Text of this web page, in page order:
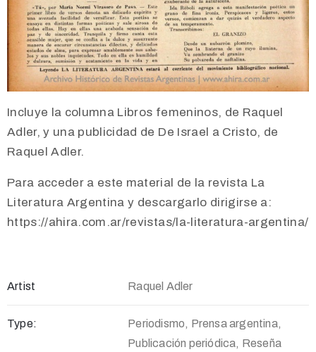
Incluye la columna Libros femeninos, de Raquel
Adler, y una publicidad de De Israel a Cristo, de
Raquel Adler.
Para acceder a este material de la revista La
Literatura Argentina y descargarlo dirigirse a:
https://ahira.com.ar/revistas/la-literatura-argentina/
Artist Raquel Adler
Type:
Periodismo, Prensa argentina,
Publicación periódica, Reseña